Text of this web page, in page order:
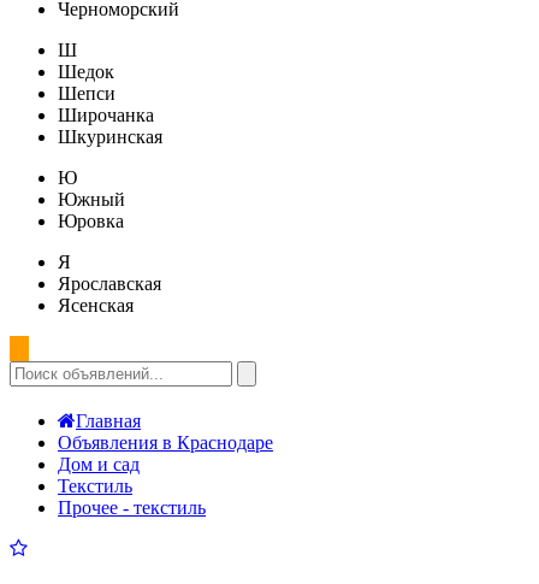
Черноморский
Ш
Шедок
Шепси
Широчанка
Шкуринская
Ю
Южный
Юровка
Я
Ярославская
Ясенская
Главная
Объявления в Краснодаре
Дом и сад
Текстиль
Прочее - текстиль